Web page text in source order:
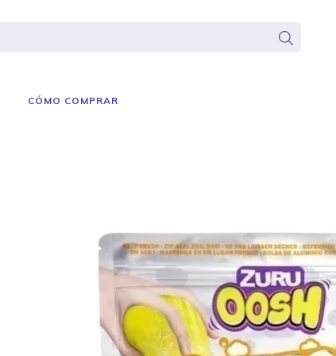
CÓMO COMPRAR